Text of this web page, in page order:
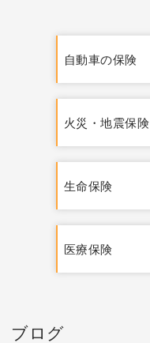
自動車の保険
火災・地震保険
生命保険
医療保険
ブログ